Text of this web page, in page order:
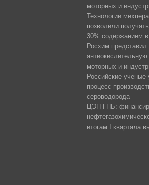
моторных и
Технологии
позволили
30% содержанием
Росхим
моторных и
Российские
процесс
сероводорода
ЦЭП ГПБ:
итогам I квартала